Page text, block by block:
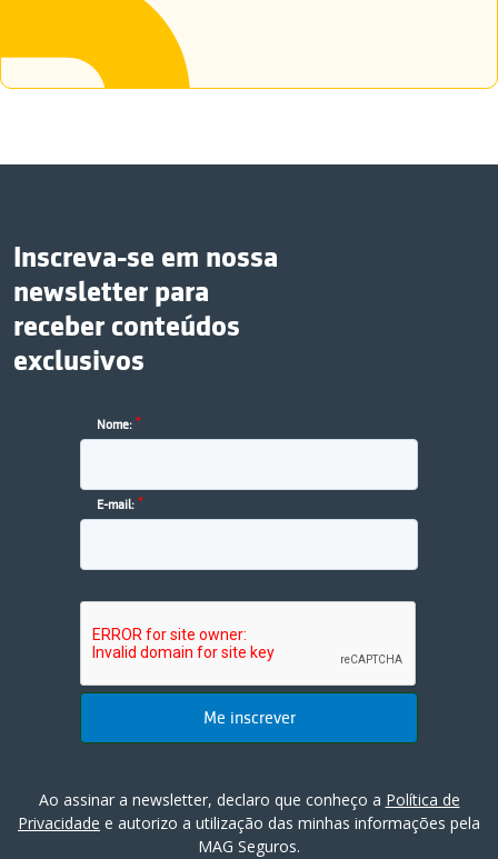
Inscreva-se em nossa
newsletter para
receber conteúdos
exclusivos
Nome: *
E-mail: *
Ao assinar a newsletter, declaro que conheço a Política de
Privacidade e autorizo a utilização das minhas informações pela
MAG Seguros.